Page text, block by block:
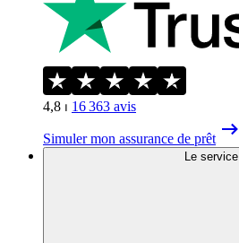
4,8 ⏐ 16 363 avis
Simuler mon assurance de prêt
Le service